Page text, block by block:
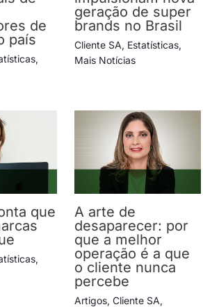
de
país
,
geração de super
brands no Brasil
Cliente SA, Estatísticas,
Mais Notícias
que
,
A arte de
desaparecer: por
que a melhor
operação é a que
o cliente nunca
percebe
Artigos,Cliente SA,